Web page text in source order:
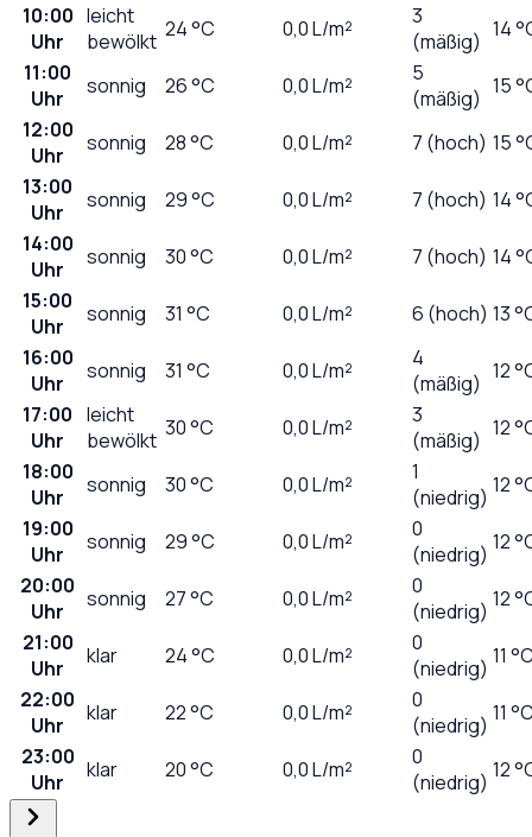
10:00
Uhr
leicht
bewölkt 24°C 0,0L/m²
3
(mäßig) 14
11:00
Uhr
sonnig 26°C 0,0L/m²
5
(mäßig) 15
12:00
Uhr
sonnig 28°C 0,0L/m² 7 (hoch) 15
13:00
Uhr
sonnig 29°C 0,0L/m² 7 (hoch) 14
14:00
Uhr
sonnig 30°C 0,0L/m² 7 (hoch) 14
15:00
Uhr
sonnig 31 °C 0,0L/m² 6 (hoch) 13
16:00
Uhr
sonnig 31 °C 0,0L/m²
4
(mäßig) 12
17:00
Uhr
leicht
bewölkt 30°C 0,0L/m²
3
(mäßig) 12
18:00
Uhr
sonnig 30°C 0,0L/m²
1
(niedrig) 12
19:00
Uhr
sonnig 29°C 0,0L/m²
0
(niedrig) 12
20:00
Uhr
sonnig 27°C 0,0L/m²
0
(niedrig) 12
21:00
Uhr
klar 24°C 0,0L/m²
0
(niedrig) 11
22:00
Uhr
klar 22°C 0,0L/m²
0
(niedrig) 11
23:00
Uhr
klar 20°C 0,0L/m²
0
(niedrig) 12